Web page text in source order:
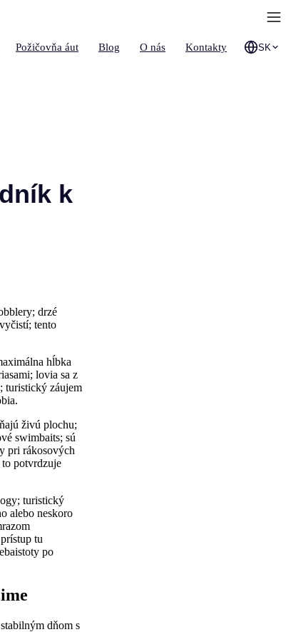
Požičovňa áut Blog O nás Kontakty SK
k
drzé
tento
hĺbka
lovia sa z
turistický záujem
živú plochu;
swimbaits; sú
pri rákosových
potvrdzuje
turistický
alebo neskoro
tu
po
dňom s